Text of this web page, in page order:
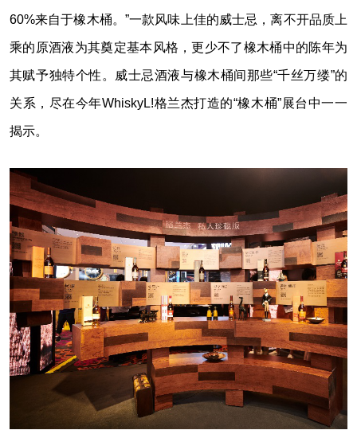
60%来自于橡木桶。”一款风味上佳的威士忌，离不开品质上
乘的原酒液为其奠定基本风格，更少不了橡木桶中的陈年为
其赋予独特个性。威士忌酒液与橡木桶间那些“千丝万缕”的
关系，尽在今年WhiskyL!格兰杰打造的“橡木桶”展台中一一
揭示。